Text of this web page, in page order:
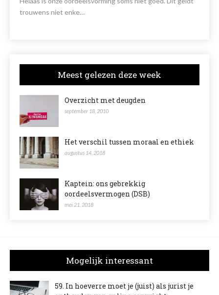
trouwens niet enke…
Meest gelezen deze week
Overzicht met deugden
september 18, 2010
Het verschil tussen moraal en ethiek
augustus 14, 2018
Kaptein: ons gebrekkig
oordeelsvermogen (DSB)
mei 21, 2018
Mogelijk interessant
59. In hoeverre moet je (juist) als jurist je